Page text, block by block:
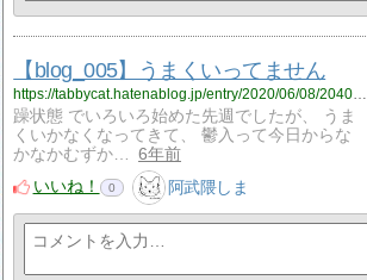
【blog_005】うまくいってません
https://tabbycat.hatenablog.jp/entry/2020/06/08/204013
躁状態 でいろいろ始めた先週でしたが、 うま
くいかなくなってきて、 鬱入って今日からな
かなかむずか…
6年前
いいね！
0 阿武隈しま